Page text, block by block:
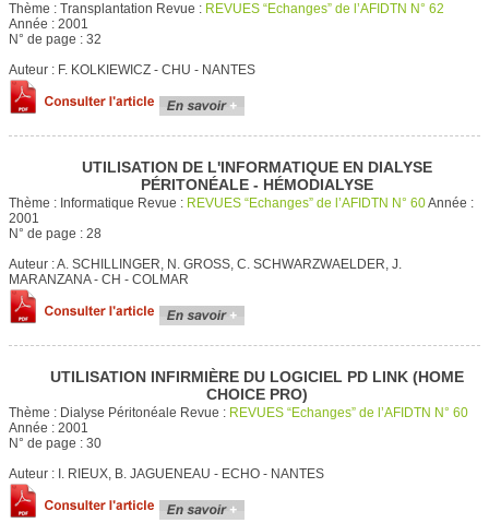
Thème : Transplantation Revue : REVUES “Echanges” de l’AFIDTN N° 62
Année : 2001
N° de page : 32
Auteur : F. KOLKIEWICZ - CHU - NANTES
UTILISATION DE L'INFORMATIQUE EN DIALYSE
PÉRITONÉALE - HÉMODIALYSE
Thème : Informatique Revue : REVUES “Echanges” de l’AFIDTN N° 60Année :
2001
N° de page : 28
Auteur :A. SCHILLINGER, N. GROSS, C. SCHWARZWAELDER, J.
MARANZANA - CH - COLMAR
UTILISATION INFIRMIÈRE DU LOGICIEL PD LINK (HOME
CHOICE PRO)
Thème : Dialyse Péritonéale Revue : REVUES “Echanges” de l’AFIDTN N° 60
Année : 2001
N° de page : 30
Auteur : I. RIEUX, B. JAGUENEAU - ECHO - NANTES